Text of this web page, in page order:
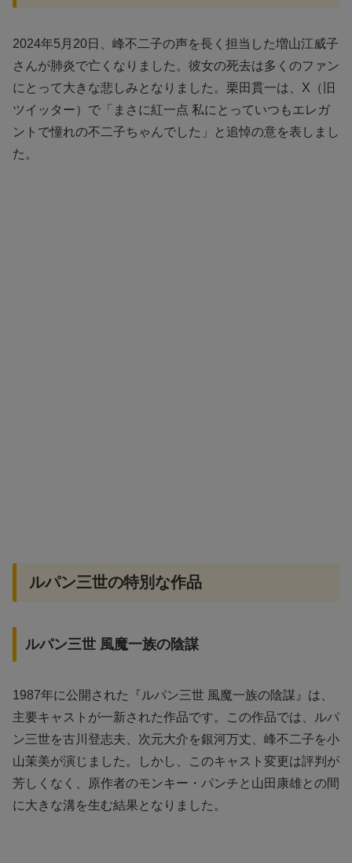
2024年5月20日、峰不二子の声を長く担当した増山江威子
さんが肺炎で亡くなりました。彼女の死去は多くのファン
にとって大きな悲しみとなりました。栗田貫一は、X（旧
ツイッター）で「まさに紅一点 私にとっていつもエレガ
ントで憧れの不二子ちゃんでした」と追悼の意を表しまし
た。
ルパン三世の特別な作品
ルパン三世 風魔一族の陰謀
1987年に公開された『ルパン三世 風魔一族の陰謀』は、
主要キャストが一新された作品です。この作品では、ルパ
ン三世を古川登志夫、次元大介を銀河万丈、峰不二子を小
山茉美が演じました。しかし、このキャスト変更は評判が
芳しくなく、原作者のモンキー・パンチと山田康雄との間
に大きな溝を生む結果となりました。